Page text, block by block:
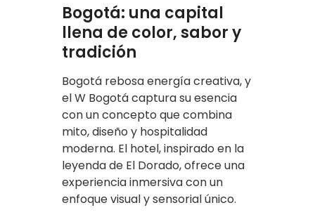
Bogotá: una capital
llena de color, sabor y
tradición
Bogotá rebosa energía creativa, y
el W Bogotá captura su esencia
con un concepto que combina
mito, diseño y hospitalidad
moderna. El hotel, inspirado en la
leyenda de El Dorado, ofrece una
experiencia inmersiva con un
enfoque visual y sensorial único.